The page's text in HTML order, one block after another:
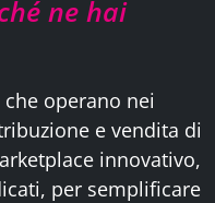
ne hai
operano nei
e vendita di
innovativo,
per semplificare